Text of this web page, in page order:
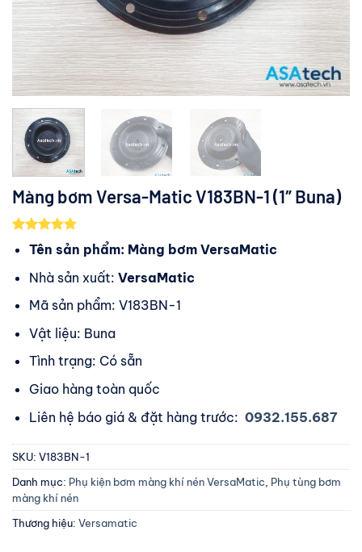
Màng bơm Versa-Matic V183BN-1 (1″ Buna)
5.00trên 5
dựa trên
Tên sản phẩm: Màng bơm VersaMatic
Nhà sản xuất: VersaMatic
Mã sản phẩm: V183BN-1
Vật liệu: Buna
Tình trạng: Có sẵn
Giao hàng toàn quốc
Liên hệ báo giá & đặt hàng trước: 0932.155.687
SKU: V183BN-1
Danh mục: Phụ kiện bơm màng khí nén VersaMatic, Phụ tùng bơm
màng khí nén
Thương hiệu: Versamatic